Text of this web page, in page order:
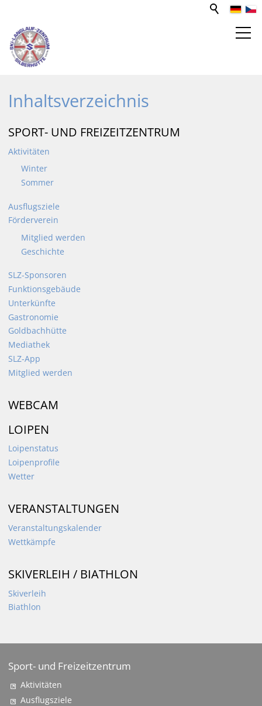
SPORT- UND FREIZEITZENTRUM
WEBCAM
LOIPEN
VERANSTALTUNGEN
SKIVERLEIH / BIATHLON
Inhaltsverzeichnis
SPORT- UND FREIZEITZENTRUM
Aktivitäten
Winter
Sommer
Ausflugsziele
Förderverein
Mitglied werden
Geschichte
SLZ-Sponsoren
Funktionsgebäude
Unterkünfte
Gastronomie
Goldbachhütte
Mediathek
SLZ-App
Mitglied werden
WEBCAM
LOIPEN
Loipenstatus
Loipenprofile
Wetter
VERANSTALTUNGEN
Veranstaltungskalender
Wettkämpfe
SKIVERLEIH / BIATHLON
Skiverleih
Biathlon
Sport- und Freizeitzentrum
Aktivitäten
Ausflugsziele